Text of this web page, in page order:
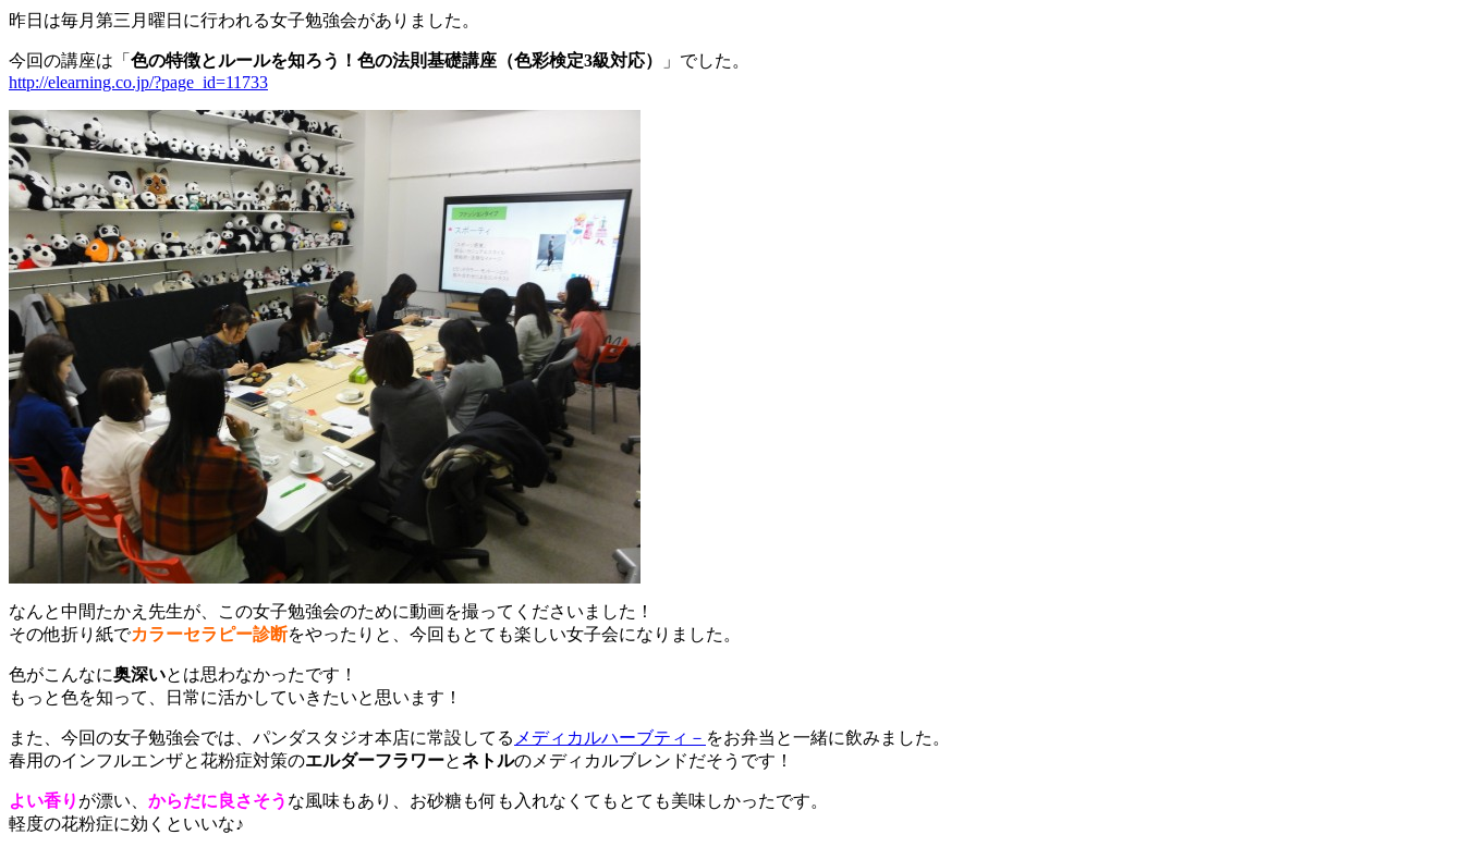
昨日は毎月第三月曜日に行われる女子勉強会がありました。
今回の講座は「 色の特徴とルールを知ろう！色の法則基礎講座（色彩検定3級対応）
」でした。
http://elearning.co.jp/?page_id=11733
なんと中間たかえ先生が、この女子勉強会のために動画を撮ってくださいました！
その他折り紙でカラーセラピー診断をやったりと、今回もとても楽しい女子会になりました。
色がこんなに奥深いとは思わなかったです！
もっと色を知って、日常に活かしていきたいと思います！
また、今回の女子勉強会では、パンダスタジオ本店に常設してる メディカルハーブティ－ をお弁当と一緒に飲みました。
春用のインフルエンザと花粉症対策のエルダーフラワーとネトルのメディカルブレンドだそうです！
よい香り が漂い、 からだに良さそう な風味もあり、お砂糖も何も入れなくてもとても美味しかったです。
軽度の花粉症に効くといいな♪